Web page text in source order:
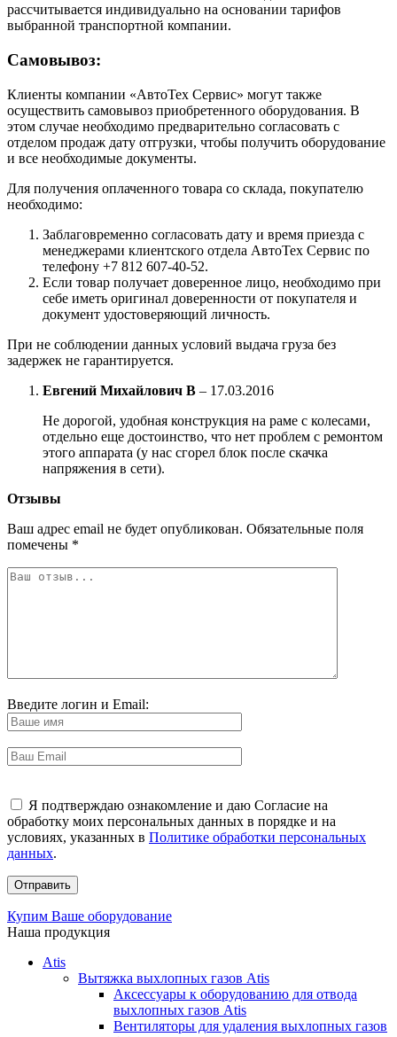
рассчитывается индивидуально на основании тарифов
выбранной транспортной компании.
Самовывоз:
Клиенты компании «АвтоТех Сервис» могут также
осуществить самовывоз приобретенного оборудования. В
этом случае необходимо предварительно согласовать с
отделом продаж дату отгрузки, чтобы получить оборудование
и все необходимые документы.
Для получения оплаченного товара со склада, покупателю
необходимо:
Заблаговременно согласовать дату и время приезда с
менеджерами клиентского отдела АвтоТех Сервис по
телефону +7 812 607-40-52.
Если товар получает доверенное лицо, необходимо при
себе иметь оригинал доверенности от покупателя и
документ удостоверяющий личность.
При не соблюдении данных условий выдача груза без
задержек не гарантируется.
Евгений Михайлович В – 17.03.2016
Не дорогой, удобная конструкция на раме с колесами,
отдельно еще достоинство, что нет проблем с ремонтом
этого аппарата (у нас сгорел блок после скачка
напряжения в сети).
Отзывы
Ваш адрес email не будет опубликован. Обязательные поля
помечены *
Введите логин и Email:
Я подтверждаю ознакомление и даю Согласие на
обработку моих персональных данных в порядке и на
условиях, указанных в Политике обработки персональных
данных.
Купим Ваше оборудование
Наша продукция
Atis
Вытяжка выхлопных газов Atis
Аксессуары к оборудованию для отвода
выхлопных газов Atis
Вентиляторы для удаления выхлопных газов